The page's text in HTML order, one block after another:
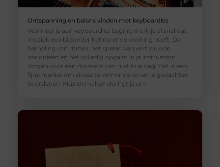
Ontspanning en balans vinden met keyboardles
Wanneer je aan keyboardles begint, merk je al snel dat
muziek een bijzonder kalmerende werking heeft. De
herhaling van ritmes, het spelen van vertrouwde
melodieën en het volledig opgaan in je instrument
zorgen voor een moment van rust in je dag. Het is een
fijne manier om stress te verminderen en je gedachten
te ordenen. Muziek maken dwingt je om